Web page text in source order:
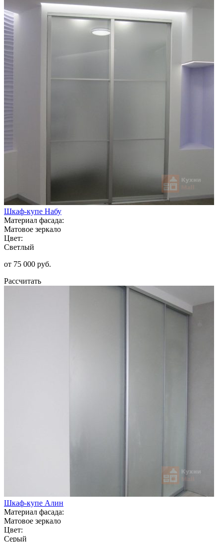
Шкаф-купе Набу
Материал фасада:
Матовое зеркало
Цвет:
Светлый
от 75 000 руб.
Рассчитать
Шкаф-купе Алин
Материал фасада:
Матовое зеркало
Цвет:
Серый